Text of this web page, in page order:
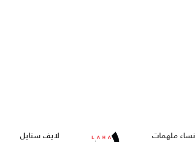
نساء ملهمات لايف ستايل